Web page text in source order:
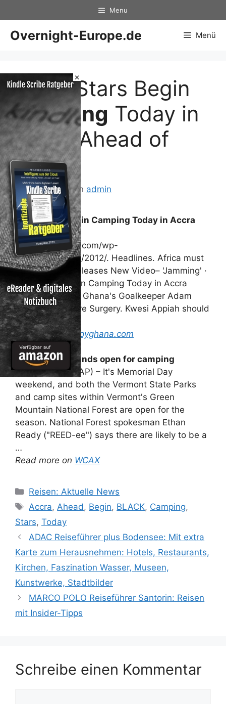
×
Inhalt
springen
Menu
Overnight-Europe.de Menü
Black Stars Begin
Camping Today in
Accra Ahead of
WCQ
27. Mai 2013 von admin
Black Stars Begin Camping Today in Accra
Ahead of WCQ
http://spyghana.com/wp-
content/uploads/2012/. Headlines. Africa must
unite! Gemini Releases New Video– 'Jamming' ·
Black Stars Begin Camping Today in Accra
Ahead of WCQ · Ghana's Goalkeeper Adam
Kwarasey For Eye Surgery. Kwesi Appiah should
…
Read more on
spyghana.com
State, federal lands open for camping
RUTLAND, Vt. (AP) – It's Memorial Day
weekend, and both the Vermont State Parks
and camp sites within Vermont's Green
Mountain National Forest are open for the
season. National Forest spokesman Ethan
Ready ("REED-ee") says there are likely to be a
…
Read more on WCAX
Kategorien
Reisen: Aktuelle News
Schlagwörter
Accra,Ahead, Begin, BLACK, Camping,
Stars, Today
ADAC Reiseführer plus Bodensee: Mit extra
Karte zum Herausnehmen: Hotels, Restaurants,
Kirchen, Faszination Wasser, Museen,
Kunstwerke, Stadtbilder
MARCO POLO Reiseführer Santorin: Reisen
mit Insider-Tipps
Schreibe einen Kommentar